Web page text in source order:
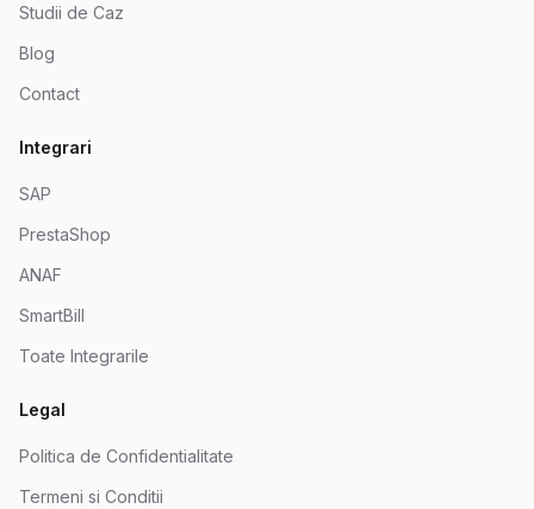
Studii de Caz
Blog
Contact
Integrari
SAP
PrestaShop
ANAF
SmartBill
Toate Integrarile
Legal
Politica de Confidentialitate
Termeni si Conditii